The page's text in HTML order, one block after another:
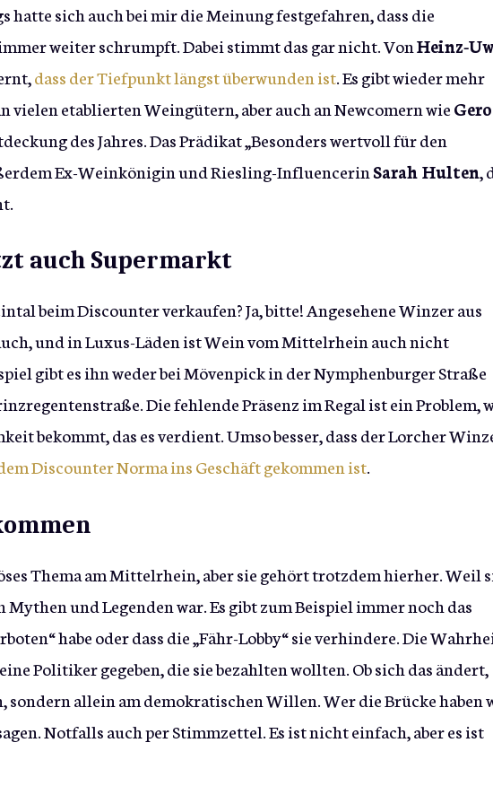
hatte sich auch bei mir die Meinung festgefahren, dass die
weiter schrumpft. Dabei stimmt das gar nicht. VonHeinz-
dass der Tiefpunkt längst überwunden ist. Es gibt wieder mehr
vielen etablierten Weingütern, aber auch an Newcomern wieGero
des Jahres. Das Prädikat „Besonders wertvoll für den
Ex-Weinkönigin und Riesling-InfluencerinSarah Hulten,
auch Supermarkt
beim Discounter verkaufen? Ja, bitte! Angesehene Winzer aus
und in Luxus-Läden ist Wein vom Mittelrhein auch nicht
gibt es ihn weder bei Mövenpick in der Nymphenburger Straße
Die fehlende Präsenz im Regal ist ein Problem,
bekommt, das es verdient. Umso besser, dass der Lorcher
Discounter Norma ins Geschäft gekommen ist.
Thema am Mittelrhein, aber sie gehört trotzdem hierher. Weil
Mythen und Legenden war. Es gibt zum Beispiel immer noch das
habe oder dass die „Fähr-Lobby“ sie verhindere. Die
Politiker gegeben, die sie bezahlten wollten. Ob sich das ändert,
allein am demokratischen Willen. Wer die Brücke haben
Notfalls auch per Stimmzettel. Es ist nicht einfach, aber es ist